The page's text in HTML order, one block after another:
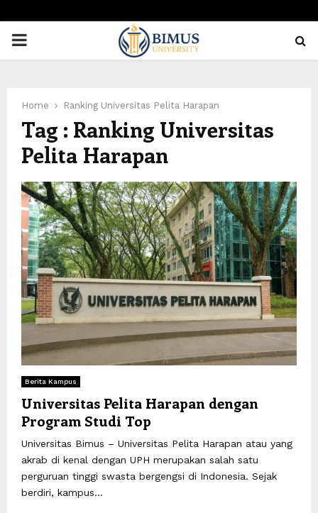
PRIMARY
Home Ranking Universitas Pelita Harapan
Tag : Ranking Universitas
Pelita Harapan
Berita Kampus
Universitas Pelita Harapan dengan
Program Studi Top
Universitas Bimus – Universitas Pelita Harapan atau yang
akrab di kenal dengan UPH merupakan salah satu
perguruan tinggi swasta bergengsi di Indonesia. Sejak
berdiri, kampus...